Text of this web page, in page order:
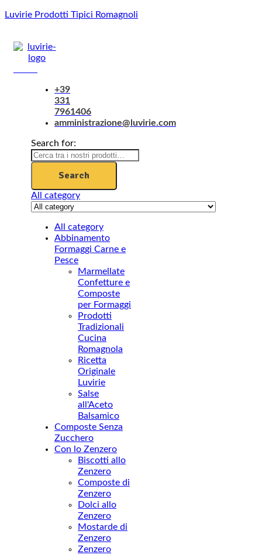
Luvirie Prodotti Tipici Romagnoli
+39
331
7961406
amministrazione@luvirie.com
Search for:
Search
All category
All category
Abbinamento
Formaggi Carne e
Pesce
Marmellate
Confetture e
Composte
per Formaggi
Prodotti
Tradizionali
Cucina
Romagnola
Ricetta
Originale
Luvirie
Salse
all'Aceto
Balsamico
Composte Senza
Zucchero
Con lo Zenzero
Biscotti allo
Zenzero
Composte di
Zenzero
Dolci allo
Zenzero
Mostarde di
Zenzero
Zenzero